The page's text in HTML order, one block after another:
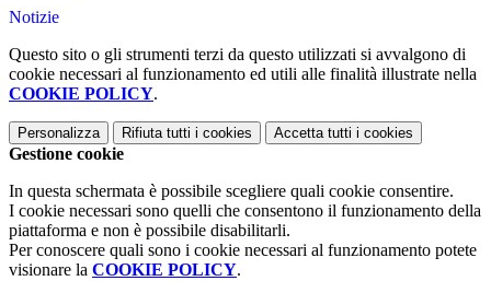
Notizie
Questo sito o gli strumenti terzi da questo utilizzati si avvalgono di
cookie necessari al funzionamento ed utili alle finalità illustrate nella
COOKIE POLICY.
Personalizza Rifiuta tutti i cookies Accetta tutti i cookies
Gestione cookie
In questa schermata è possibile scegliere quali cookie consentire.
I cookie necessari sono quelli che consentono il funzionamento della
piattaforma e non è possibile disabilitarli.
Per conoscere quali sono i cookie necessari al funzionamento potete
visionare la COOKIE POLICY.